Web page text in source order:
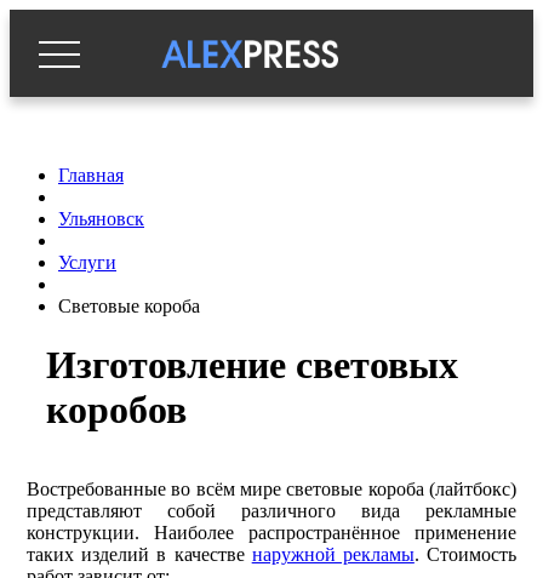
Главная
Ульяновск
Услуги
Световые короба
Изготовление световых
коробов
Востребованные во всём мире световые короба (лайтбокс)
представляют собой различного вида рекламные
конструкции. Наиболее распространённое применение
таких изделий в качестве наружной рекламы. Стоимость